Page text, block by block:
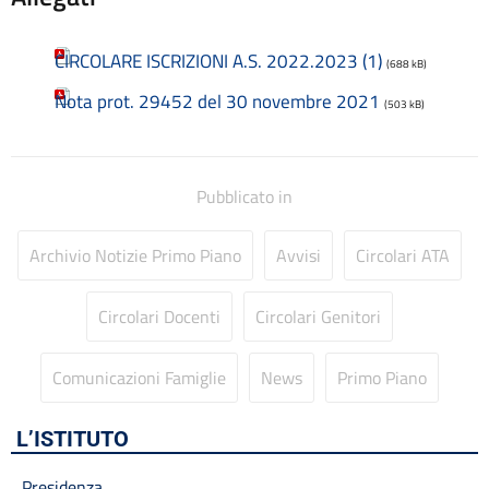
Contatti
Contrattazione collettiva
Contrattazione integrativa
Docenti
FAQ e VideoTutorial Registro Elettronico CLASSEVIVA
Galleria
Incarichi conferiti e autorizzati ai dipendenti
Inclusione e BES
CIRCOLARE ISCRIZIONI A.S. 2022.2023 (1) (688 kB)
Nota prot. 29452 del 30 novembre 2021 (503 kB)
Pubblicato in
Archivio Notizie Primo Piano Avvisi Circolari ATA
Circolari Docenti Circolari Genitori
Comunicazioni Famiglie News Primo Piano
L’ISTITUTO